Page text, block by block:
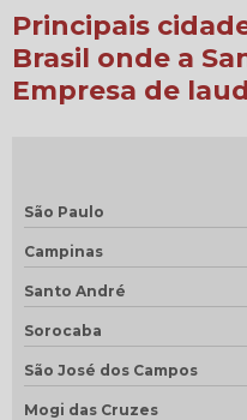
Principais
Brasil onde a
Empresa de
São Paulo
Campinas
Santo André
Sorocaba
São José dos Campos
Mogi das Cruzes